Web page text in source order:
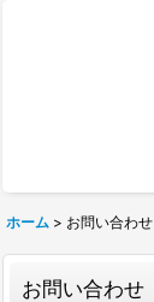
ホーム > お問い合わせ
お問い合わせ